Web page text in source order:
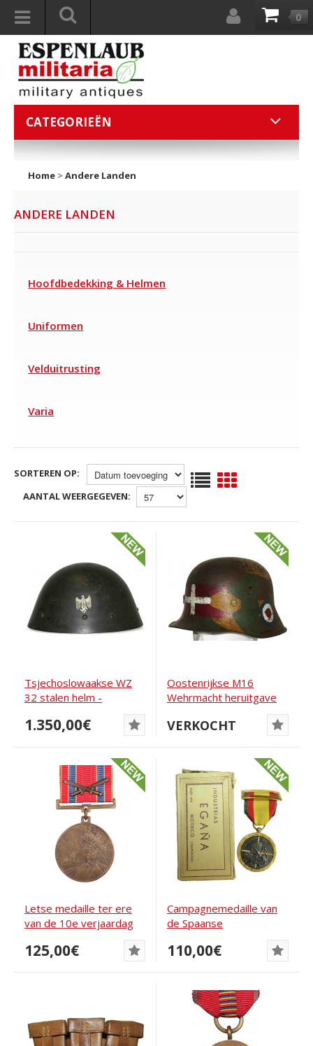
0
CATEGORIEËN
Home >Andere Landen
ANDERE LANDEN
Hoofdbedekking & Helmen
Uniformen
Velduitrusting
Varia
SORTEREN OP:
AANTAL WEERGEGEVEN:
Tsjechoslowaakse WZ
32 stalen helm -
1.350,00€
Oostenrijkse M16
Wehrmacht heruitgave
VERKOCHT
Letse medaille ter ere
van de 10e verjaardag
125,00€
Campagnemedaille van
de Spaanse
1939
110,00€